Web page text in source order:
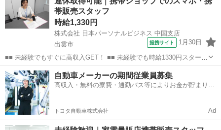
なんてキャリアアップも目指せます!! ■■ 来社不要！カンタン電話登
録!! ■■...
帯販売スタッフ
時給1,330円
株式会社 日本パーソナルビジネス 中国支店
出雲市
提携サイト 1月30日
■■ 未経験でもすぐに高収入GET！ ■■ 未経験でも時給1330円スタート
なので、すぐに高収入!! 社員登用制度もあるので、ゆくゆくは社員に
なんてキャリアアップも目指せます!! ■■ 来社不要！カンタン電話登
録!! ■■...
島根 出雲市 店長
自動車メーカーの期間従業員募集
高収入・無料の寮費・通勤バス等によりお金が貯まりや
トヨタ自動車株式会社 Ad